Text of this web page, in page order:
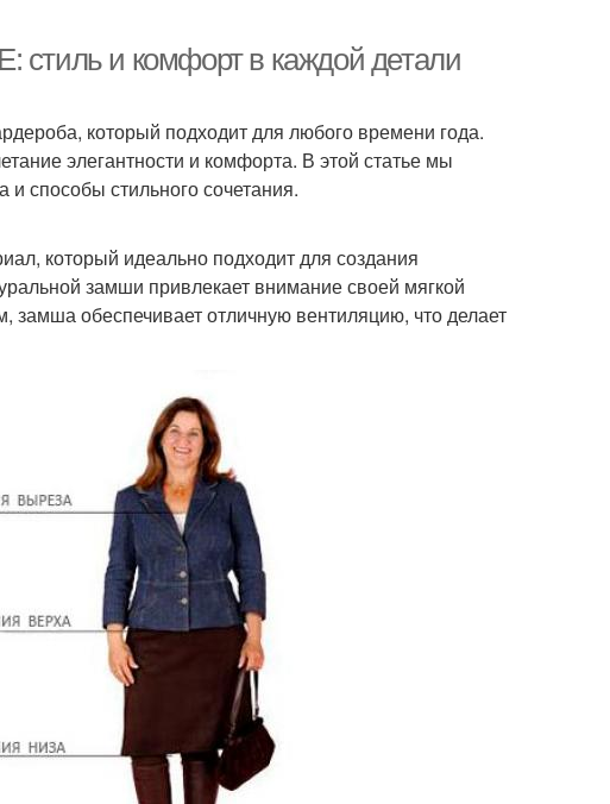
стиль и комфорт в каждой детали
который подходит для любого времени года.
элегантности и комфорта. В этой статье мы
способы стильного сочетания.
который идеально подходит для создания
замши привлекает внимание своей мягкой
замша обеспечивает отличную вентиляцию, что делает